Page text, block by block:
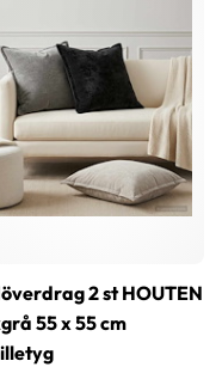
2 st HOUTEN
55 x 55 cm